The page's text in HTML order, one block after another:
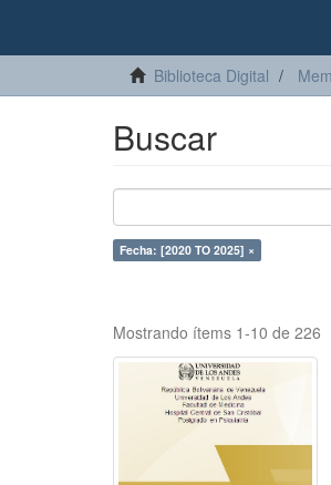
Biblioteca Digital
Buscar
Fecha: [2020 TO 2025] ×
Mostrando ítems 1-10 de 226